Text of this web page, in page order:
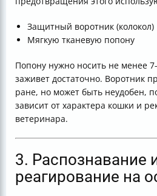
Защитный воротник (колокол)
Мягкую тканевую попону
Попону нужно носить не менее
заживет достаточно. Воротник
ране, но может быть неудобен,
зависит от характера кошки и
ветеринара.
3. Распознавание
реагирование на